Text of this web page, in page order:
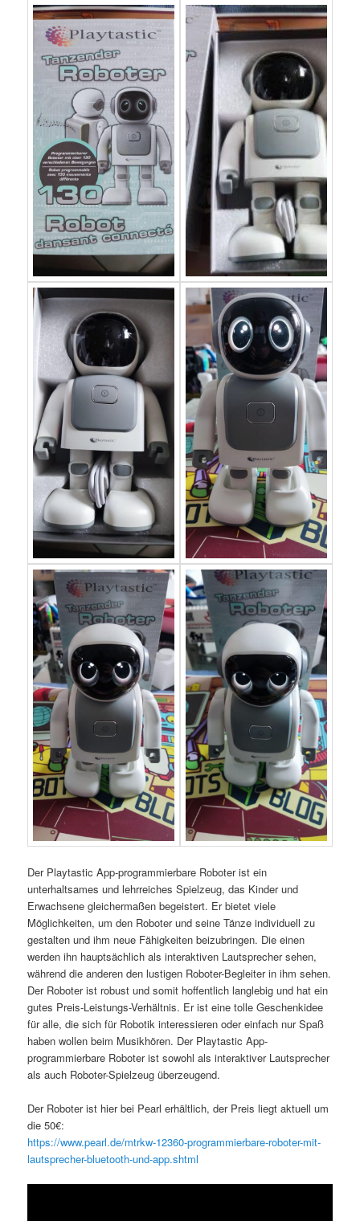
Der Playtastic App-programmierbare Roboter ist ein
unterhaltsames und lehrreiches Spielzeug, das Kinder und
Erwachsene gleichermaßen begeistert. Er bietet viele
Möglichkeiten, um den Roboter und seine Tänze individuell zu
gestalten und ihm neue Fähigkeiten beizubringen. Die einen
werden ihn hauptsächlich als interaktiven Lautsprecher sehen,
während die anderen den lustigen Roboter-Begleiter in ihm sehen.
Der Roboter ist robust und somit hoffentlich langlebig und hat ein
gutes Preis-Leistungs-Verhältnis. Er ist eine tolle Geschenkidee
für alle, die sich für Robotik interessieren oder einfach nur Spaß
haben wollen beim Musikhören. Der Playtastic App-
programmierbare Roboter ist sowohl als interaktiver Lautsprecher
als auch Roboter-Spielzeug überzeugend.
Der Roboter ist hier bei Pearl erhältlich, der Preis liegt aktuell um
die 50€:
https://www.pearl.de/mtrkw-12360-programmierbare-roboter-mit-
lautsprecher-bluetooth-und-app.shtml